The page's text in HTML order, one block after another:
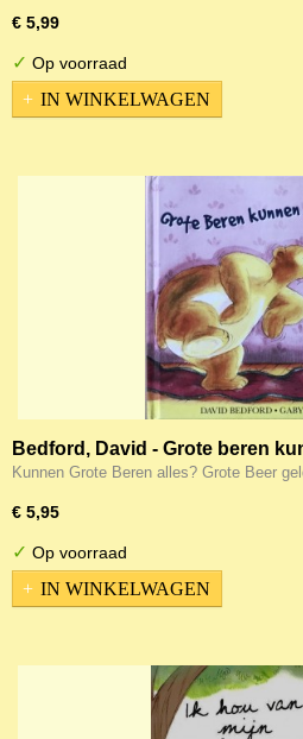
€ 5,99
✓ Op voorraad
IN WINKELWAGEN
Bedford, David - Grote beren
Kunnen Grote Beren alles? Grote Beer
€ 5,95
✓ Op voorraad
IN WINKELWAGEN